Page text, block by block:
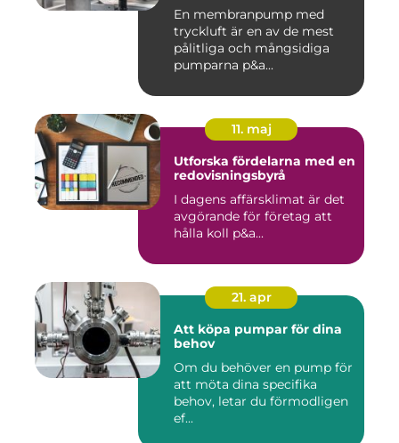
En membranpump med
tryckluft är en av de mest
pålitliga och mångsidiga
pumparna p&a...
11. maj
Utforska fördelarna med en
redovisningsbyrå
I dagens affärsklimat är det
avgörande för företag att
hålla koll p&a...
21. apr
Att köpa pumpar för dina
behov
Om du behöver en pump för
att möta dina specifika
behov, letar du förmodligen
ef...